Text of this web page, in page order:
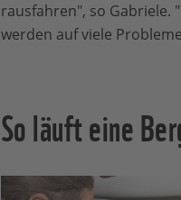
rausfahren", so Gabriele.
werden auf viele
So läuft eine